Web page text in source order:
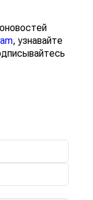
, узнавайте